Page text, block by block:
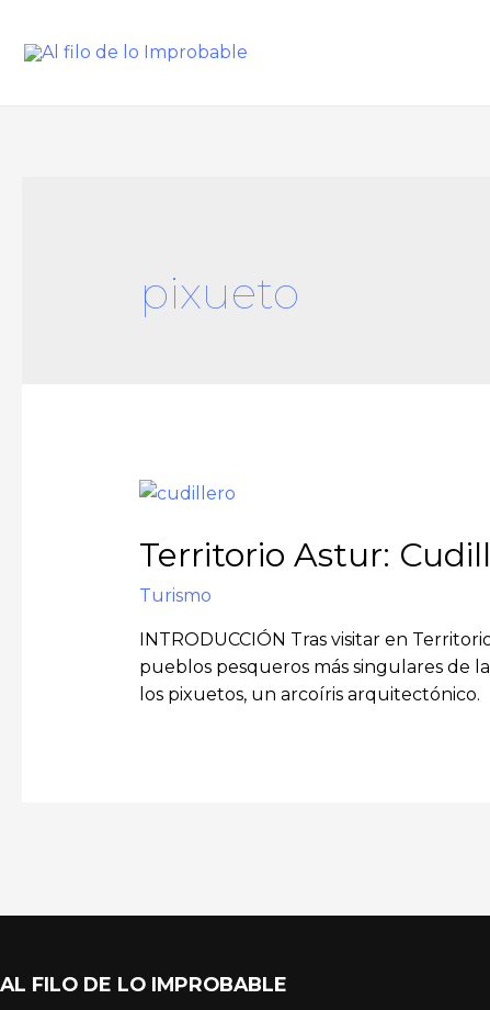
pixueto
Territorio Astur:
Turismo
INTRODUCCIÓN Tras visitar en
pueblos pesqueros más singulares de
los pixuetos, un arcoíris arquitectónico.
AL FILO DE LO IMPROBABLE